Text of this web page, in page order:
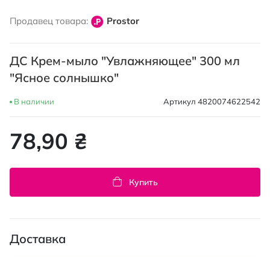
началу
изображений
Продавец товара: Prostor
ДС Крем-мыло "Увлажняющее" 300 мл
"Ясное солнышко"
В наличии Артикул 4820074622542
78,90 ₴
Купить
Доставка